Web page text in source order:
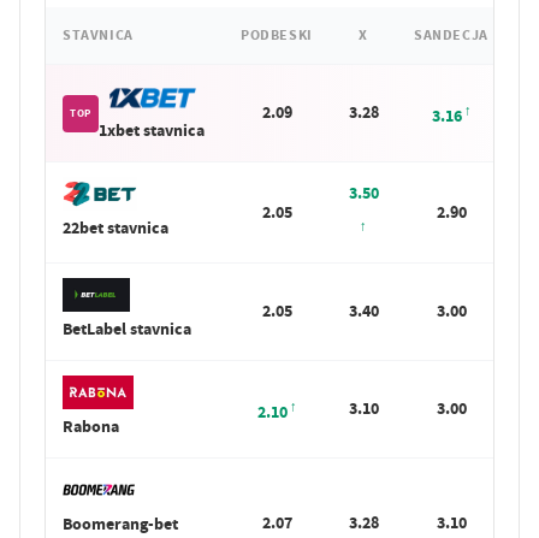
STAVNICA PODBESKI X SANDECJA
TOP
1xbet stavnica
2.09 3.28 3.16
22bet stavnica
2.05
3.50
2.90
BetLabel stavnica
2.05 3.40 3.00
Rabona
2.10 3.10 3.00
Boomerang-bet 2.07 3.28 3.10